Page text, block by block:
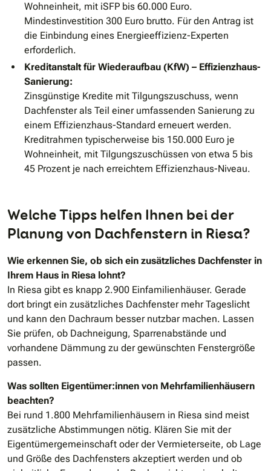
Wohneinheit, mit iSFP bis 60.000 Euro.
Mindestinvestition 300 Euro brutto. Für den Antrag ist
die Einbindung eines Energieeffizienz-Experten
erforderlich.
Kreditanstalt für Wiederaufbau (KfW) – Effizienzhaus-
Sanierung:
Zinsgünstige Kredite mit Tilgungszuschuss, wenn
Dachfenster als Teil einer umfassenden Sanierung zu
einem Effizienzhaus-Standard erneuert werden.
Kreditrahmen typischerweise bis 150.000 Euro je
Wohneinheit, mit Tilgungszuschüssen von etwa 5 bis
45 Prozent je nach erreichtem Effizienzhaus-Niveau.
Welche Tipps helfen Ihnen bei der
Planung von Dachfenstern in Riesa?
Wie erkennen Sie, ob sich ein zusätzliches Dachfenster in
Ihrem Haus in Riesa lohnt?
In Riesa gibt es knapp 2.900 Einfamilienhäuser. Gerade
dort bringt ein zusätzliches Dachfenster mehr Tageslicht
und kann den Dachraum besser nutzbar machen. Lassen
Sie prüfen, ob Dachneigung, Sparrenabstände und
vorhandene Dämmung zu der gewünschten Fenstergröße
passen.
Was sollten Eigentümer:innen von Mehrfamilienhäusern
beachten?
Bei rund 1.800 Mehrfamilienhäusern in Riesa sind meist
zusätzliche Abstimmungen nötig. Klären Sie mit der
Eigentümergemeinschaft oder der Vermieterseite, ob Lage
und Größe des Dachfensters akzeptiert werden und ob